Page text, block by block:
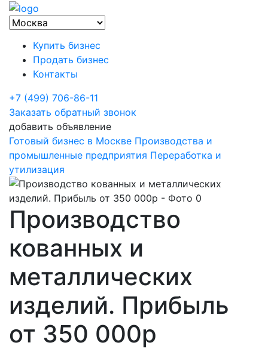
Купить бизнес
Продать бизнес
Контакты
+7 (499) 706-86-11
Заказать обратный звонок
добавить объявление
Готовый бизнес в Москве Производства и
промышленные предприятия Переработка и
утилизация
Производство
кованных и
металлических
изделий. Прибыль
от 350 000р